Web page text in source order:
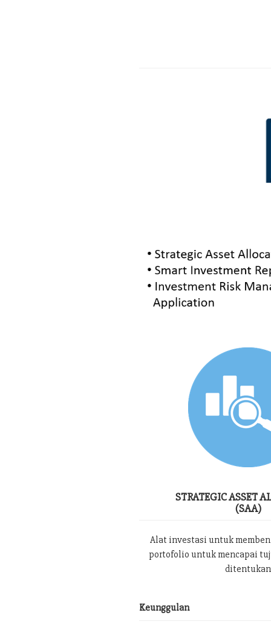
STRATEGIC ASSET
(SAA)
Alat investasi untuk
portofolio untuk mencapai
ditentukan
Keunggulan